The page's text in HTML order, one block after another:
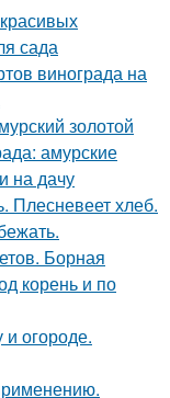
сада
винограда на
золотой
амурские
на дачу
Плесневеет хлеб.
Борная
корень и по
огороде.